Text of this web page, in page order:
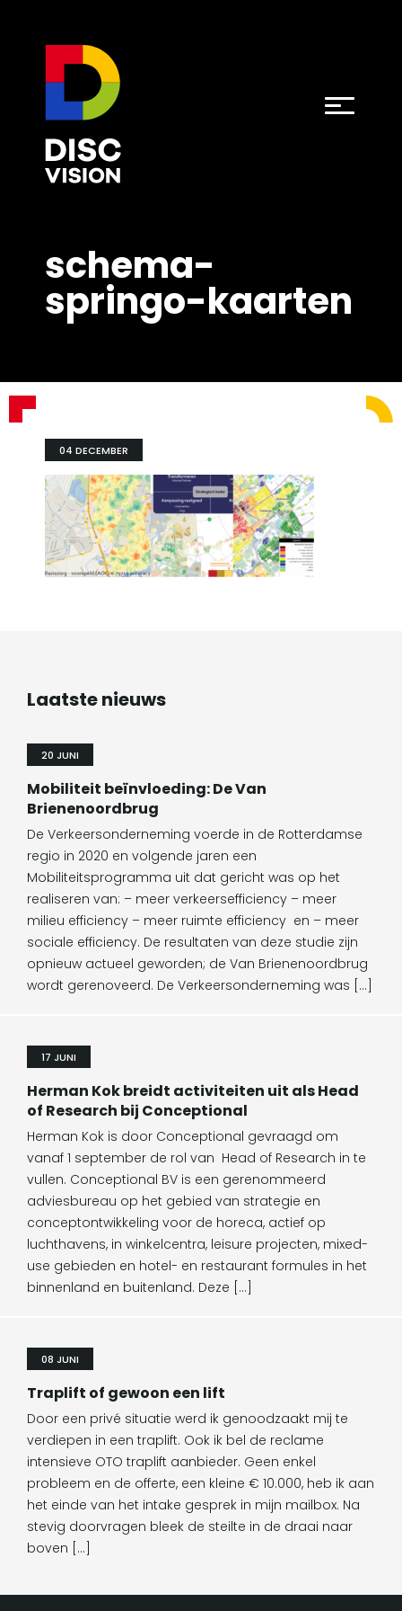
schema-
springo-kaarten
04 DECEMBER
Laatste nieuws
20 JUNI
Mobiliteit beïnvloeding: De Van
Brienenoordbrug
De Verkeersonderneming voerde in de Rotterdamse
regio in 2020 en volgende jaren een
Mobiliteitsprogramma uit dat gericht was op het
realiseren van: – meer verkeersefficiency – meer
milieu efficiency – meer ruimte efficiency en – meer
sociale efficiency. De resultaten van deze studie zijn
opnieuw actueel geworden; de Van Brienenoordbrug
wordt gerenoveerd. De Verkeersonderneming was […]
17 JUNI
Herman Kok breidt activiteiten uit als Head
of Research bij Conceptional
Herman Kok is door Conceptional gevraagd om
vanaf 1 september de rol van Head of Research in te
vullen. Conceptional BV is een gerenommeerd
adviesbureau op het gebied van strategie en
conceptontwikkeling voor de horeca, actief op
luchthavens, in winkelcentra, leisure projecten, mixed-
use gebieden en hotel- en restaurant formules in het
binnenland en buitenland. Deze […]
08 JUNI
Traplift of gewoon een lift
Door een privé situatie werd ik genoodzaakt mij te
verdiepen in een traplift. Ook ik bel de reclame
intensieve OTO traplift aanbieder. Geen enkel
probleem en de offerte, een kleine € 10.000, heb ik aan
het einde van het intake gesprek in mijn mailbox. Na
stevig doorvragen bleek de steilte in de draai naar
boven […]